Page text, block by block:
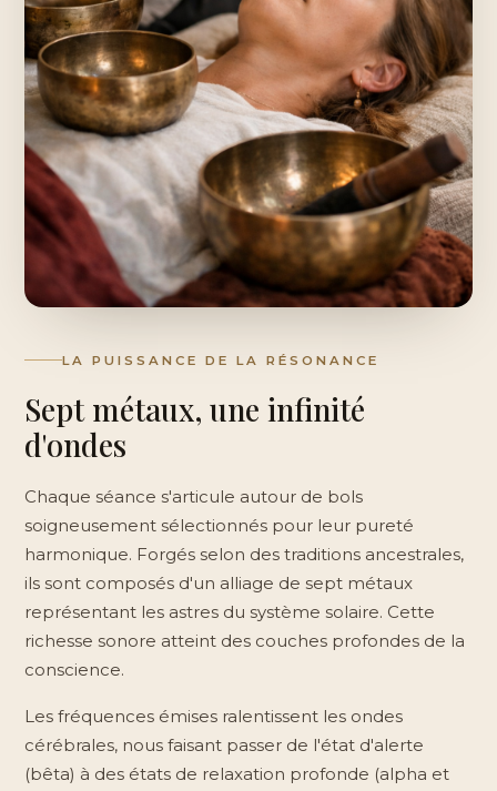
LA PUISSANCE DE LA RÉSONANCE
Sept métaux, une infinité
d'ondes
Chaque séance s'articule autour de bols
soigneusement sélectionnés pour leur pureté
harmonique. Forgés selon des traditions ancestrales,
ils sont composés d'un alliage de sept métaux
représentant les astres du système solaire. Cette
richesse sonore atteint des couches profondes de la
conscience.
Les fréquences émises ralentissent les ondes
cérébrales, nous faisant passer de l'état d'alerte
(bêta) à des états de relaxation profonde (alpha et